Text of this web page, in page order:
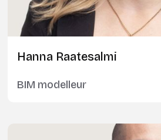
Hanna Raatesalmi
BIM modelleur